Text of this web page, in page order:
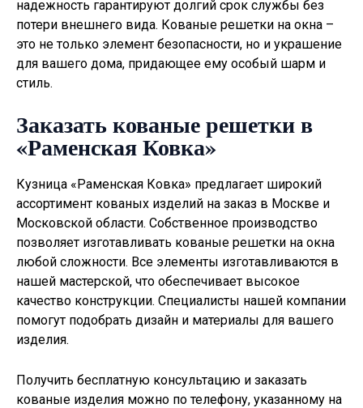
надежность гарантируют долгий срок службы без
потери внешнего вида. Кованые решетки на окна –
это не только элемент безопасности, но и украшение
для вашего дома, придающее ему особый шарм и
стиль.
Заказать кованые решетки в
«Раменская Ковка»
Кузница «Раменская Ковка» предлагает широкий
ассортимент кованых изделий на заказ в Москве и
Московской области. Собственное производство
позволяет изготавливать кованые решетки на окна
любой сложности. Все элементы изготавливаются в
нашей мастерской, что обеспечивает высокое
качество конструкции. Специалисты нашей компании
помогут подобрать дизайн и материалы для вашего
изделия.
Получить бесплатную консультацию и заказать
кованые изделия можно по телефону, указанному на